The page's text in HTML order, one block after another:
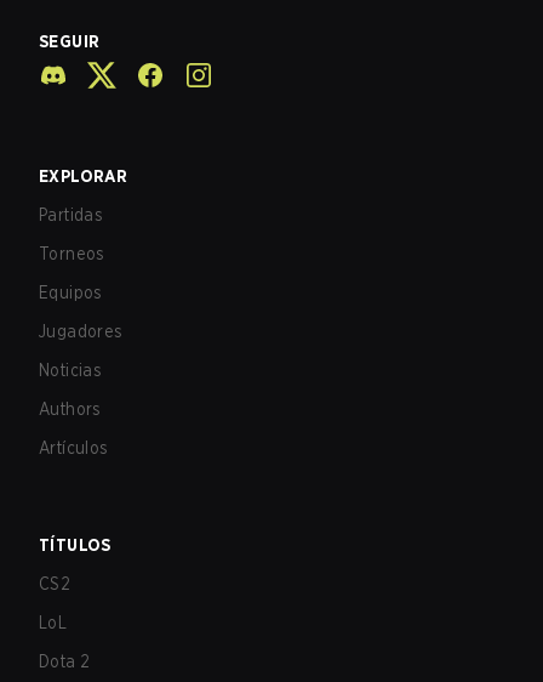
SEGUIR
EXPLORAR
Partidas
Torneos
Equipos
Jugadores
Noticias
Authors
Artículos
TÍTULOS
CS2
LoL
Dota 2